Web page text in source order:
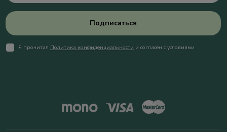
Подписаться
Я прочитал Политика конфиденциальности и согласен с условиями